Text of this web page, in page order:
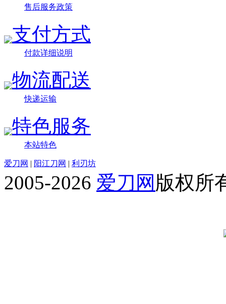
售后服务政策
支付方式
付款详细说明
物流配送
快递运输
特色服务
本站特色
爱刀网 | 阳江刀网 | 利刃坊
2005-2026 爱刀网 版权所